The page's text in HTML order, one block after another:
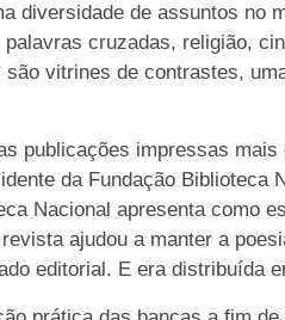
diversidade de assuntos no
cruzadas, religião,
vitrines de contrastes,
publicações impressas
da Fundação Biblioteca
Nacional apresenta como
ajudou a manter a
editorial. E era distribuída